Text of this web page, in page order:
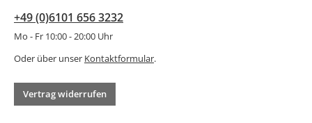
+49 (0)6101 656 3232
Mo - Fr 10:00 - 20:00 Uhr
Oder über unser Kontaktformular.
Vertrag widerrufen